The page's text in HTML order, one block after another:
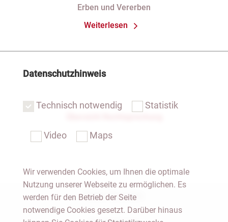
Erben und Vererben
Weiterlesen
Notar Dresden
Datenschutzhinweis
Technisch notwendig Statistik
Video Maps
Wir verwenden Cookies, um Ihnen die optimale
Nutzung unserer Webseite zu ermöglichen. Es
werden für den Betrieb der Seite
notwendige Cookies gesetzt. Darüber hinaus